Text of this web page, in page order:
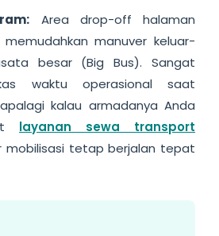
Area drop-off halaman
manuver keluar-
besar (Big Bus). Sangat
waktu operasional saat
kalau armadanya Anda
layanan sewa transport
mobilisasi tetap berjalan tepat